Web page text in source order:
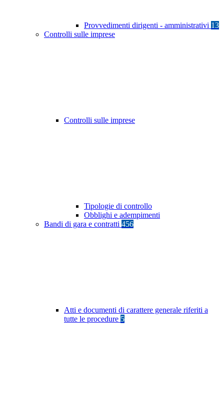
Provvedimenti dirigenti - amministrativi 13
Controlli sulle imprese
Controlli sulle imprese
Tipologie di controllo
Obblighi e adempimenti
Bandi di gara e contratti 456
Atti e documenti di carattere generale riferiti a
tutte le procedure 5